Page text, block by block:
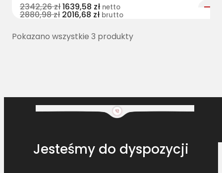
2342,26zł1639,58 zł netto
2880,98zł 2016,68 zł brutto
Pokazano wszystkie 3 produkty
Jesteśmy do dyspozycji